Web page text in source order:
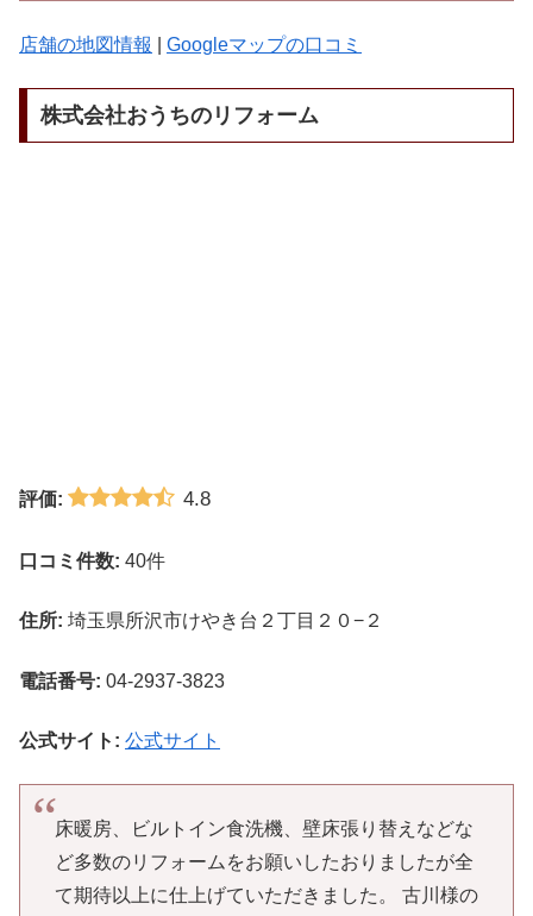
店舗の地図情報 Googleマップの口コミ
株式会社おうちのリフォーム
評価: 4.8
口コミ件数: 40件
住所: 埼玉県所沢市けやき台２丁目２０−２
電話番号: 04-2937-3823
公式サイト: 公式サイト
床暖房、ビルトイン食洗機、壁床張り替えなどな
ど多数のリフォームをお願いしたおりましたが全
て期待以上に仕上げていただきました。 古川様の